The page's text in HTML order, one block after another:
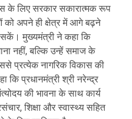
के लिए सरकार सकारात्मक रूप
को अपने ही क्षेत्र में आगे बढ़ने
सकें। मुख्यमंत्री ने कहा कि
नहीं, बल्कि उन्हें समाज के
प्रत्येक नागरिक विकास की
कि प्रधानमंत्री श्री नरेन्द्र
की भावना के साथ कार्य
शिक्षा और स्वास्थ्य सहित